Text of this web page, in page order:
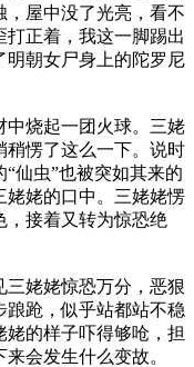
屋中没了光亮，看不
打正着，我这一脚踢出
明朝女尸身上的陀罗尼
中烧起一团火球。三姥
稍愣了这么一下。说时
仙虫”也被突如其来的
姥姥的口中。三姥姥愣
，接着又转为惊恐绝
姥姥惊恐万分，恶狠
跄，似乎站都站不稳
的样子吓得够呛，担
会发生什么变故。